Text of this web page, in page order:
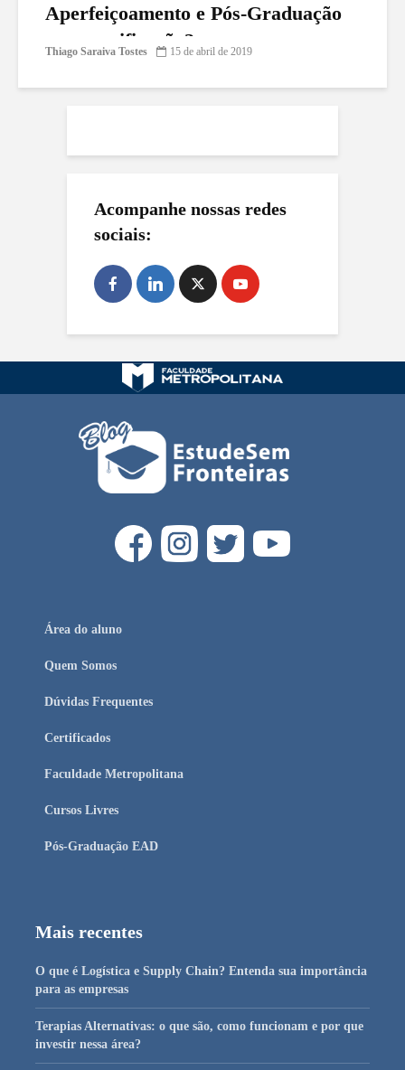
Aperfeiçoamento e Pós-Graduação
com certificação?
Thiago Saraiva Tostes 15 de abril de 2019
Acompanhe nossas redes
sociais:
Área do aluno
Quem Somos
Dúvidas Frequentes
Certificados
Faculdade Metropolitana
Cursos Livres
Pós-Graduação EAD
Mais recentes
O que é Logística e Supply Chain? Entenda sua importância
para as empresas
Terapias Alternativas: o que são, como funcionam e por que
investir nessa área?